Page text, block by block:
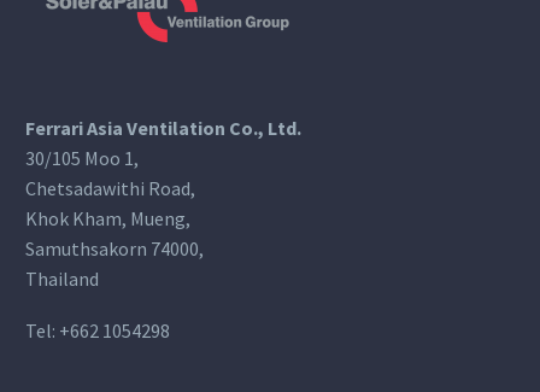
Ferrari Asia Ventilation Co., Ltd.
30/105 Moo 1,
Chetsadawithi Road,
Khok Kham, Mueng,
Samuthsakorn 74000,
Thailand
Tel: +662 1054298